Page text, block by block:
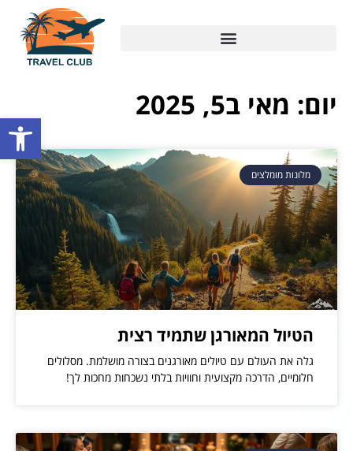
פתח
יום: מאי ב5, 2025
מלונות מומלצים
הטיול המאורגן שתמיד רצית
גלה את העולם עם טיולים מאורגנים בצורה מושלמת. מסלולים
חלומיים, הדרכה מקצועית וחוויות בלתי נשכחות מחכות לך!